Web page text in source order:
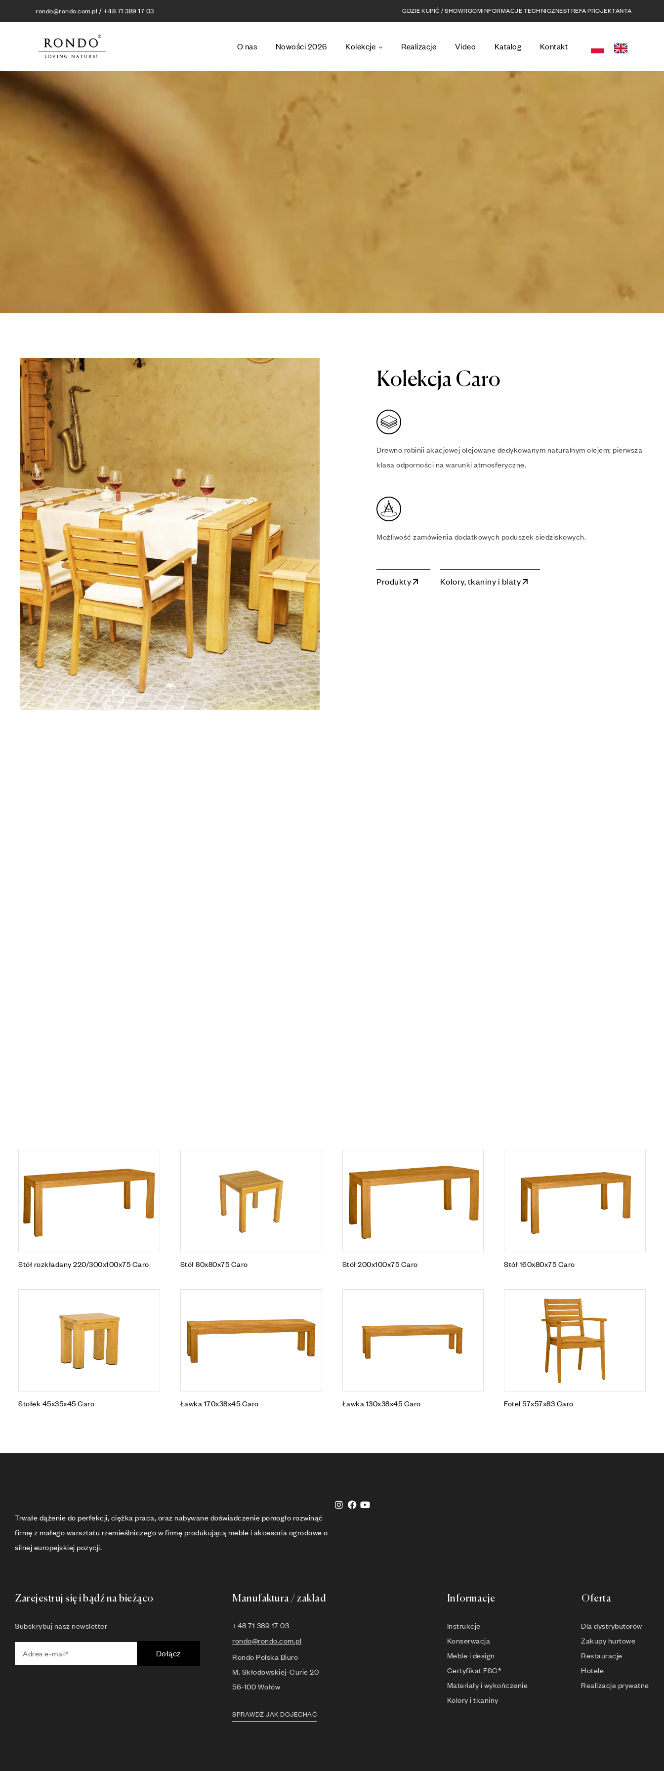
rondo@rondo.com.pl / +48 71 389 17 03 GDZIE KUPIĆ / SHOWROOMINFORMACJE TECHNICZNESTREFA PROJEKTANTA
O nas Nowości 2026 Kolekcje Realizacje Video Katalog Kontakt
Kolekcja Caro
Drewno robinii akacjowej olejowane dedykowanym naturalnym olejem; pierwsza
klasa odporności na warunki atmosferyczne.
Możliwość zamówienia dodatkowych poduszek siedziskowych.
Produkty Kolory, tkaniny i blaty
Stół rozkładany 220/300x100x75 Caro Stół 80x80x75 Caro Stół 200x100x75 Caro Stół 160x80x75 Caro
Stołek 45x35x45 Caro Ławka 170x38x45 Caro Ławka 130x38x45 Caro Fotel 57x57x83 Caro
Trwałe dążenie do perfekcji, ciężka praca, oraz nabywane doświadczenie pomogło rozwinąć
firmę z małego warsztatu rzemieślniczego w firmę produkującą meble i akcesoria ogrodowe o
silnej europejskiej pozycji.
Zarejestruj się i bądź na bieżąco
Subskrybuj nasz newsletter
Dołącz
Manufaktura / zakład
+48 71 389 17 03
rondo@rondo.com.pl
Rondo Polska Biuro
M. Skłodowskiej-Curie 20
56-100 Wołów
SPRAWDŹ JAK DOJECHAĆ
Informacje
Instrukcje
Konserwacja
Meble i design
Certyfikat FSC®
Materiały i wykończenie
Kolory i tkaniny
Oferta
Dla dystrybutorów
Zakupy hurtowe
Restauracje
Hotele
Realizacje prywatne